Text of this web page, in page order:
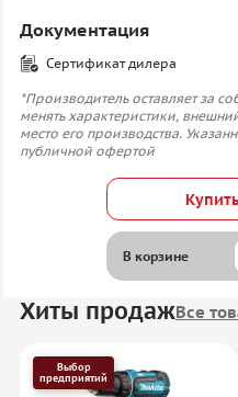
Документация
Сертификат дилера
*Производитель оставляет за
менять характеристики,
место его производства.
публичной офертой
В корзине
Хиты продажВсе
Выбор
предприятий